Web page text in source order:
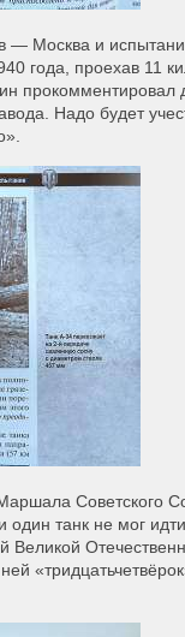
— Москва и
года, проехав 11
прокомментировал
Надо будет
Советского
танк не мог
Великой